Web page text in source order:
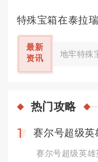
特殊宝箱在泰拉
最新
资讯
地牢特殊
热门攻略
赛尔号超级英